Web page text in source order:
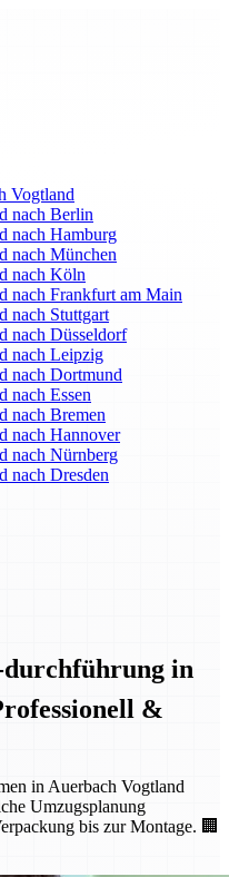
Vogtland
nach Berlin
nach Hamburg
nach München
nach Köln
nach Frankfurt am Main
nach Stuttgart
nach Düsseldorf
nach Leipzig
nach Dortmund
nach Essen
nach Bremen
nach Hannover
nach Nürnberg
nach Dresden
durchführung in
&
in Auerbach Vogtland
Umzugsplanung
bis zur Montage. 🏢